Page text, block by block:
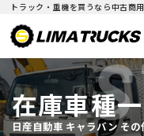
トラック・重機を買うなら中古商
在庫車種
日産自動車 キャラバン そ